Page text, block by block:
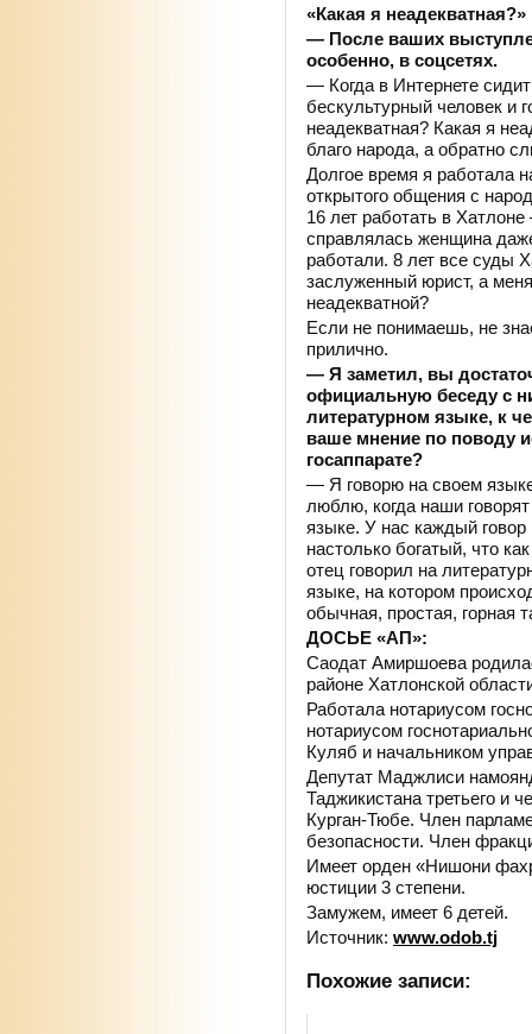
«Какая я неадекватная?»
— После ваших
особенно, в соцсетях.
— Когда в Интернете
бескультурный человек и
неадекватная? Какая я
благо народа, а обратно
Долгое время я работала
открытого общения с
16 лет работать в
справлялась женщина
работали. 8 лет все суды
заслуженный юрист, а
неадекватной?
Если не понимаешь, не
прилично.
— Я заметил, вы
официальную беседу с
литературном языке, к
ваше мнение по поводу
госаппарате?
— Я говорю на своем
люблю, когда наши
языке. У нас каждый
настолько богатый, что
отец говорил на
языке, на котором
обычная, простая, горная
ДОСЬЕ «АП»:
Саодат Амиршоева
районе Хатлонской
Работала нотариусом
нотариусом
Куляб и начальником
Депутат Маджлиси
Таджикистана третьего и
Курган-Тюбе. Член
безопасности. Член
Имеет орден «Нишони
юстиции 3 степени.
Замужем, имеет 6 детей.
Источник: www.odob.tj
Похожие записи: